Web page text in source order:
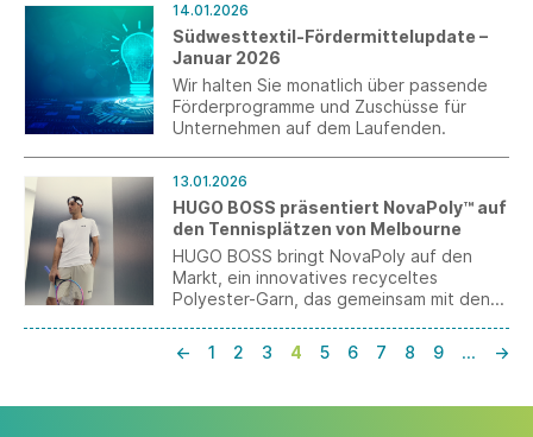
kraftvoll in das neue Jahr. Seit dem 1.
Januar 2026 firmiert das Unternehmen als
Carl Stahl Technical Webbing GmbH.
14.01.2026
Südwesttextil-Fördermittelupdate –
Januar 2026
Wir halten Sie monatlich über passende
Förderprogramme und Zuschüsse für
Unternehmen auf dem Laufenden.
13.01.2026
HUGO BOSS präsentiert NovaPoly™ auf
den Tennisplätzen von Melbourne
HUGO BOSS bringt NovaPoly auf den
Markt, ein innovatives recyceltes
Polyester-Garn, das gemeinsam mit den
Recycling und NBC LLC entwickelt wurde.
← 1 2 3 4 5 6 7 8 9 … →